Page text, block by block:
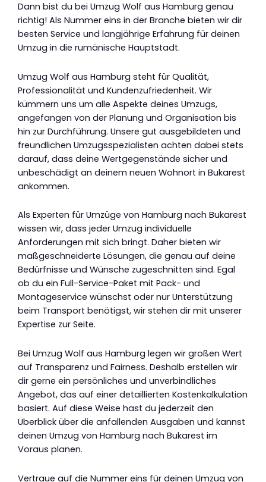
Dann bist du bei Umzug Wolf aus Hamburg genau
richtig! Als Nummer eins in der Branche bieten wir dir
besten Service und langjährige Erfahrung für deinen
Umzug in die rumänische Hauptstadt.
Umzug Wolf aus Hamburg steht für Qualität,
Professionalität und Kundenzufriedenheit. Wir
kümmern uns um alle Aspekte deines Umzugs,
angefangen von der Planung und Organisation bis
hin zur Durchführung. Unsere gut ausgebildeten und
freundlichen Umzugsspezialisten achten dabei stets
darauf, dass deine Wertgegenstände sicher und
unbeschädigt an deinem neuen Wohnort in Bukarest
ankommen.
Als Experten für Umzüge von Hamburg nach Bukarest
wissen wir, dass jeder Umzug individuelle
Anforderungen mit sich bringt. Daher bieten wir
maßgeschneiderte Lösungen, die genau auf deine
Bedürfnisse und Wünsche zugeschnitten sind. Egal
ob du ein Full-Service-Paket mit Pack- und
Montageservice wünschst oder nur Unterstützung
beim Transport benötigst, wir stehen dir mit unserer
Expertise zur Seite.
Bei Umzug Wolf aus Hamburg legen wir großen Wert
auf Transparenz und Fairness. Deshalb erstellen wir
dir gerne ein persönliches und unverbindliches
Angebot, das auf einer detaillierten Kostenkalkulation
basiert. Auf diese Weise hast du jederzeit den
Überblick über die anfallenden Ausgaben und kannst
deinen Umzug von Hamburg nach Bukarest im
Voraus planen.
Vertraue auf die Nummer eins für deinen Umzug von